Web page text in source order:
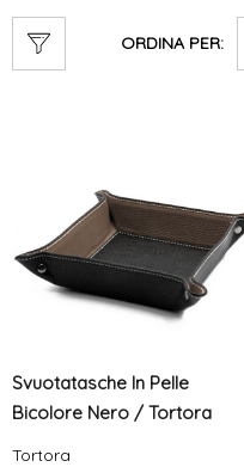
ORDINA PER:
Svuotatasche In Pelle
Bicolore Nero / Tortora
Tortora